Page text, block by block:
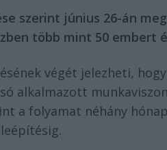
szerint június 26-án
több mint 50 embert
végét jelezheti,
alkalmazott
a folyamat néhány